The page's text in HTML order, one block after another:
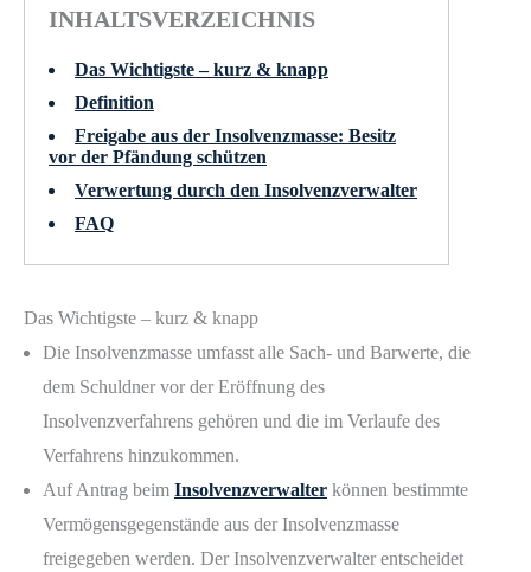
INHALTSVERZEICHNIS
Das Wichtigste – kurz & knapp
Definition
Freigabe aus der Insolvenzmasse: Besitz
vor der Pfändung schützen
Verwertung durch den Insolvenzverwalter
FAQ
Das Wichtigste – kurz & knapp
Die Insolvenzmasse umfasst alle Sach- und Barwerte, die
dem Schuldner vor der Eröffnung des
Insolvenzverfahrens gehören und die im Verlaufe des
Verfahrens hinzukommen.
Auf Antrag beim Insolvenzverwalter können bestimmte
Vermögensgegenstände aus der Insolvenzmasse
freigegeben werden. Der Insolvenzverwalter entscheidet